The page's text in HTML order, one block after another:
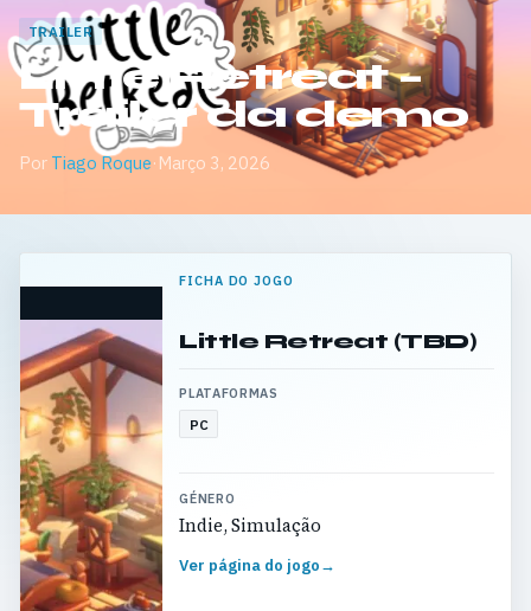
TRAILER
Little Retreat –
Trailer da demo
Por Tiago Roque· Março 3, 2026
FICHA DO JOGO
Little Retreat (TBD)
PLATAFORMAS
PC
GÉNERO
Indie, Simulação
Ver página do jogo→